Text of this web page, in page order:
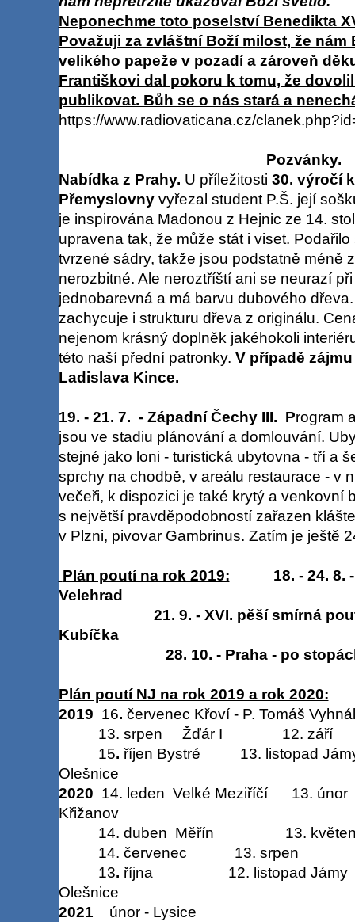
Neponechme toto poselství Benedikta
Považuji za zvláštní Boží milost, že
velikého papeže v pozadí a zároveň
Františkovi dal pokoru k tomu, že
publikovat. Bůh se o nás stará a
https://www.radiovaticana.cz/
Pozvánky.
Nabídka z Prahy. U příležitosti 30. výročí
Přemyslovnyvyřezal student P.Š. její
je inspirována Madonou z Hejnic ze 14.
upravena tak, že může stát i viset.
tvrzené sádry, takže jsou podstatně méně
nerozbitné. Ale neroztříští ani se neurazí
jednobarevná a má barvu dubového
zachycuje i strukturu dřeva z originálu.
nejenom krásný doplněk jakéhokoli
této naší přední patronky. V případě
Ladislava Kince.
19. - 21. 7. - Západní Čechy III. Program
jsou ve stadiu plánování a domlouvání.
stejné jako loni - turistická ubytovna - tří a
sprchy na chodbě, v areálu restaurace - v
večeři, k dispozici je také krytý a venkovní
s největší pravděpodobností zařazen
v Plzni, pivovar Gambrinus. Zatím je ještě
Plán poutí na rok 2019: 18. - 24. 8.
Velehrad
21. 9. - XVI. pěší smírná
Kubíčka
28. 10. - Praha - po
Plán poutí NJ na rok 2019 a rok 2020:
2019 16. červenec Křoví - P. Tomáš
13. srpen Žďár I 12. září
15. říjen Bystré 13. listopad
Olešnice
2020 14. leden Velké Meziříčí 13.
Křižanov
14. duben Měřín 13. květen
14. červenec 13.
13. října 12. listopad
Olešnice
2021 únor - Lysice